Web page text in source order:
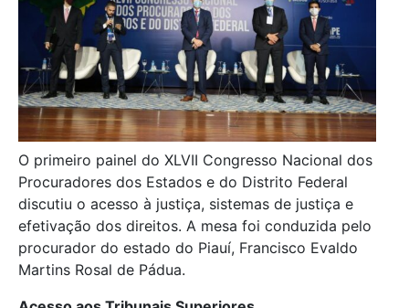
O primeiro painel do XLVII Congresso Nacional dos
Procuradores dos Estados e do Distrito Federal
discutiu o acesso à justiça, sistemas de justiça e
efetivação dos direitos. A mesa foi conduzida pelo
procurador do estado do Piauí, Francisco Evaldo
Martins Rosal de Pádua.